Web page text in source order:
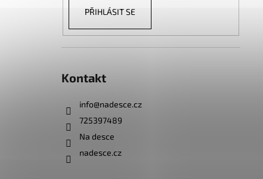
PŘIHLÁSIT SE
Kontakt
info@nadesce.cz
725397489
Na desce
nadesce.cz